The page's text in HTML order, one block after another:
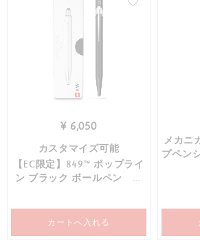
¥ 6,050
カスタマイズ可能
【EC限定】849™ ポップライ
ン ブラック ボールペン 青
カートへ入れる
メカニ
プペン